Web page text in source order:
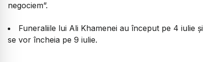
negociem”.
Funeraliile lui Ali Khamenei au început pe 4 iulie și
se vor încheia pe 9 iulie.